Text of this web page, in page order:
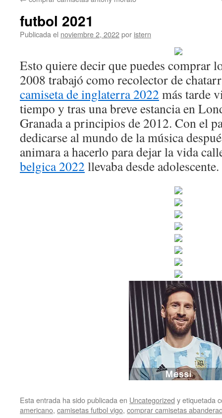
futbol 2021
Publicada el noviembre 2, 2022por istern
Esto quiere decir que puedes comprar
2008 trabajó como recolector de
camiseta de inglaterra 2022 más tarde
tiempo y tras una breve estancia en
Granada a principios de 2012. Con el
dedicarse al mundo de la música
animara a hacerlo para dejar la vida
belgica 2022 llevaba desde adolescente.
Esta entrada ha sido publicada en Uncategorized y etiquetada
americano, camisetas futbol vigo, comprar camisetas